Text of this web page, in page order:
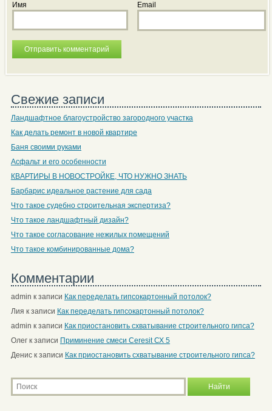
Имя Email
Свежие записи
Ландшафтное благоустройство загородного участка
Как делать ремонт в новой квартире
Баня своими руками
Асфальт и его особенности
КВАРТИРЫ В НОВОСТРОЙКЕ, ЧТО НУЖНО ЗНАТЬ
Барбарис идеальное растение для сада
Что такое судебно строительная экспертиза?
Что такое ландшафтный дизайн?
Что такое согласование нежилых помещений
Что такое комбинированные дома?
Комментарии
admin к записи Как переделать гипсокартонный потолок?
Лия к записи Как переделать гипсокартонный потолок?
admin к записи Как приостановить схватывание строительного гипса?
Олегк записи Приминение смеси Ceresit СХ 5
Дениск записи Как приостановить схватывание строительного гипса?